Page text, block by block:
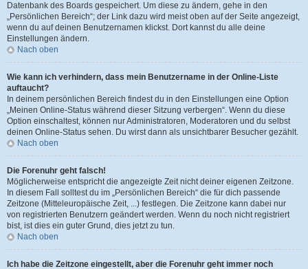
Datenbank des Boards gespeichert. Um diese zu ändern, gehe in den
„Persönlichen Bereich“; der Link dazu wird meist oben auf der Seite angezeigt,
wenn du auf deinen Benutzernamen klickst. Dort kannst du alle deine
Einstellungen ändern.
Nach oben
Wie kann ich verhindern, dass mein Benutzername in der Online-Liste
auftaucht?
In deinem persönlichen Bereich findest du in den Einstellungen eine Option
„Meinen Online-Status während dieser Sitzung verbergen“. Wenn du diese
Option einschaltest, können nur Administratoren, Moderatoren und du selbst
deinen Online-Status sehen. Du wirst dann als unsichtbarer Besucher gezählt.
Nach oben
Die Forenuhr geht falsch!
Möglicherweise entspricht die angezeigte Zeit nicht deiner eigenen Zeitzone.
In diesem Fall solltest du im „Persönlichen Bereich“ die für dich passende
Zeitzone (Mitteleuropäische Zeit, ...) festlegen. Die Zeitzone kann dabei nur
von registrierten Benutzern geändert werden. Wenn du noch nicht registriert
bist, ist dies ein guter Grund, dies jetzt zu tun.
Nach oben
Ich habe die Zeitzone eingestellt, aber die Forenuhr geht immer noch